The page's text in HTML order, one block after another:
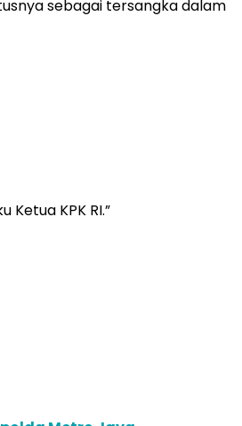
sebagai tersangka dalam
KPK RI.”